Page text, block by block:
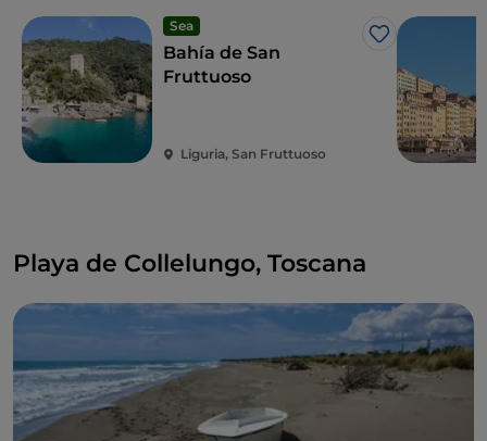
Sea
Me gusta
Bahía de San
Fruttuoso
Liguria, San Fruttuoso
Playa de Collelungo, Toscana